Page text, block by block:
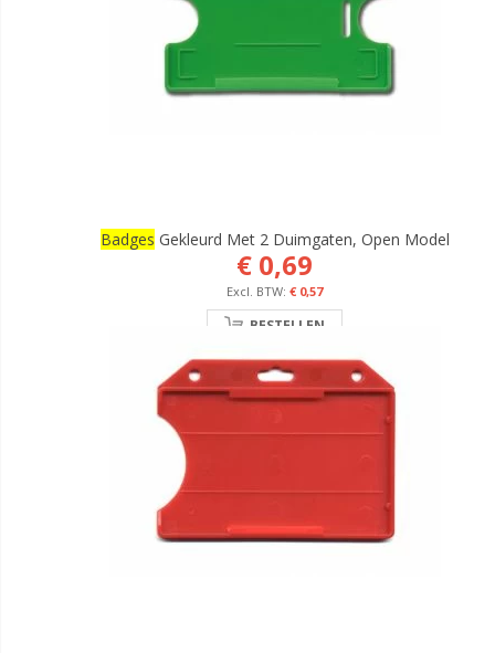
Badges Gekleurd Met 2 Duimgaten, Open Model
€ 0,69
€ 0,57
BESTELLEN